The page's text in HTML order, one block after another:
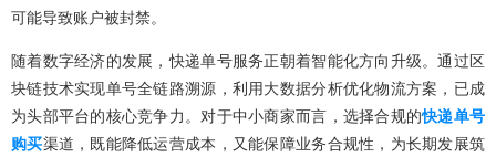
可能导致账户被封禁。
随着数字经济的发展，快递单号服务正朝着智能化方向升级。通过区
块链技术实现单号全链路溯源，利用大数据分析优化物流方案，已成
为头部平台的核心竞争力。对于中小商家而言，选择合规的快递单号
购买渠道，既能降低运营成本，又能保障业务合规性，为长期发展筑